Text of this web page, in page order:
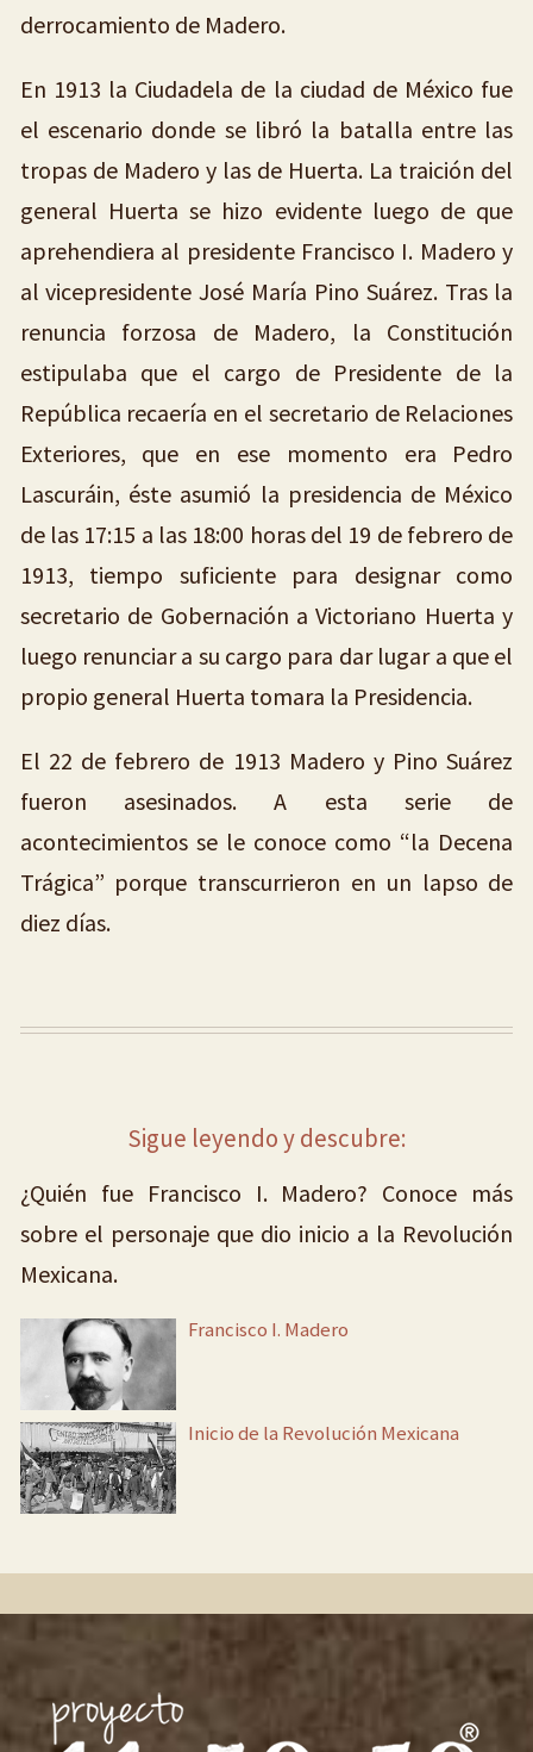
derrocamiento de Madero.
En 1913 la Ciudadela de la ciudad de México fue
el escenario donde se libró la batalla entre las
tropas de Madero y las de Huerta. La traición del
general Huerta se hizo evidente luego de que
aprehendiera al presidente Francisco I. Madero y
al vicepresidente José María Pino Suárez. Tras la
renuncia forzosa de Madero, la Constitución
estipulaba que el cargo de Presidente de la
República recaería en el secretario de Relaciones
Exteriores, que en ese momento era Pedro
Lascuráin, éste asumió la presidencia de México
de las 17:15 a las 18:00 horas del 19 de febrero de
1913, tiempo suficiente para designar como
secretario de Gobernación a Victoriano Huerta y
luego renunciar a su cargo para dar lugar a que el
propio general Huerta tomara la Presidencia.
El 22 de febrero de 1913 Madero y Pino Suárez
fueron asesinados. A esta serie de
acontecimientos se le conoce como “la Decena
Trágica” porque transcurrieron en un lapso de
diez días.
Sigue leyendo y descubre:
¿Quién fue Francisco I. Madero? Conoce más
sobre el personaje que dio inicio a la Revolución
Mexicana.
Francisco I. Madero
Inicio de la Revolución Mexicana